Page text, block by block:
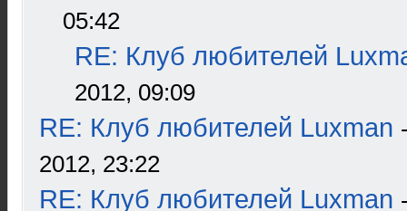
05:42
RE: Клуб любителей
2012, 09:09
RE: Клуб любителей Luxman
2012, 23:22
RE: Клуб любителей Luxman